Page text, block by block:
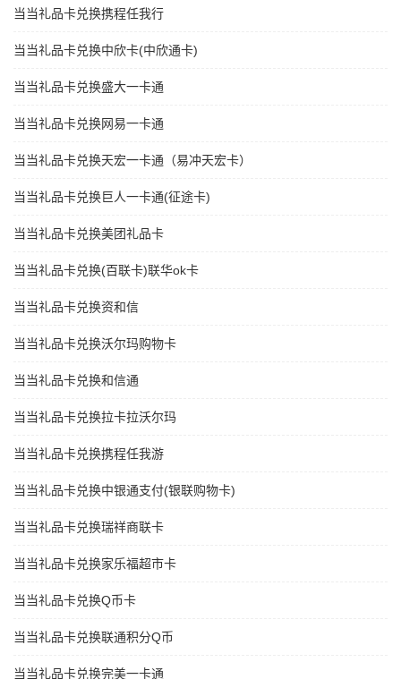
当当礼品卡兑换携程任我行
当当礼品卡兑换中欣卡(中欣通卡)
当当礼品卡兑换盛大一卡通
当当礼品卡兑换网易一卡通
当当礼品卡兑换天宏一卡通（易冲天宏卡）
当当礼品卡兑换巨人一卡通(征途卡)
当当礼品卡兑换美团礼品卡
当当礼品卡兑换(百联卡)联华ok卡
当当礼品卡兑换资和信
当当礼品卡兑换沃尔玛购物卡
当当礼品卡兑换和信通
当当礼品卡兑换拉卡拉沃尔玛
当当礼品卡兑换携程任我游
当当礼品卡兑换中银通支付(银联购物卡)
当当礼品卡兑换瑞祥商联卡
当当礼品卡兑换家乐福超市卡
当当礼品卡兑换Q币卡
当当礼品卡兑换联通积分Q币
当当礼品卡兑换完美一卡通